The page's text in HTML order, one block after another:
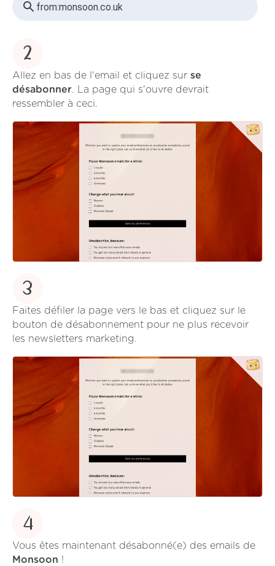
from:monsoon.co.uk
2
Allez en bas de l'email et cliquez sur se
désabonner. La page qui s'ouvre devrait
ressembler à ceci.
3
Faites défiler la page vers le bas et cliquez sur le
bouton de désabonnement pour ne plus recevoir
les newsletters marketing.
4
Vous êtes maintenant désabonné(e) des emails de
Monsoon !